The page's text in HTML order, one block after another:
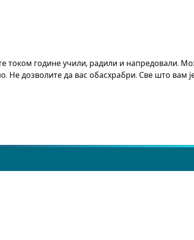
током године учили, радили и напредовали.
Не дозволите да вас обасхрабри. Све што вам